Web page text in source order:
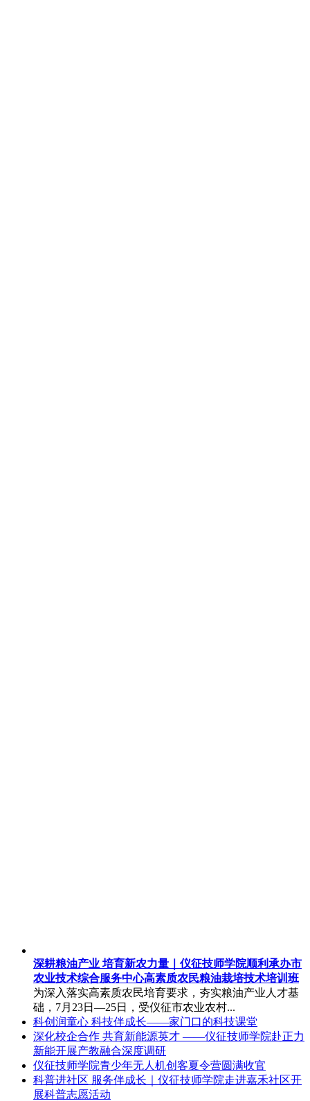
深耕粮油产业 培育新农力量｜仪征技师学院顺利承办市
农业技术综合服务中心高素质农民粮油栽培技术培训班
为深入落实高素质农民培育要求，夯实粮油产业人才基
础，7月23日—25日，受仪征市农业农村...
科创润童心 科技伴成长——家门口的科技课堂
深化校企合作 共育新能源英才 ——仪征技师学院赴正力
新能开展产教融合深度调研
仪征技师学院青少年无人机创客夏令营圆满收官
科普进社区 服务伴成长｜仪征技师学院走进嘉禾社区开
展科普志愿活动